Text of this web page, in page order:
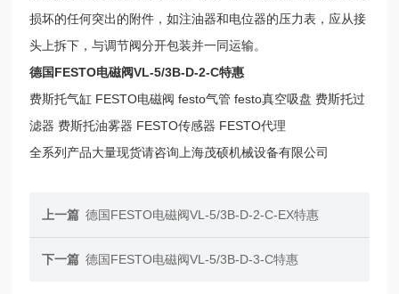
损坏的任何突出的附件，如注油器和电位器的压力表，应从接
头上拆下，与调节阀分开包装并一同运输。
德国FESTO电磁阀VL-5/3B-D-2-C特惠
费斯托气缸 FESTO电磁阀 festo气管 festo真空吸盘 费斯托过
滤器 费斯托油雾器 FESTO传感器 FESTO代理
全系列产品大量现货请咨询上海茂硕机械设备有限公司
上一篇 德国FESTO电磁阀VL-5/3B-D-2-C-EX特惠
下一篇 德国FESTO电磁阀VL-5/3B-D-3-C特惠